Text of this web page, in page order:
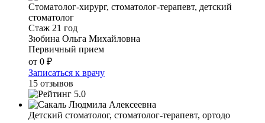
Стоматолог-хирург, стоматолог-терапевт, детский
стоматолог
Стаж 21 год
Зюбина Ольга Михайловна
Первичный прием
от 0 ₽
Записаться к врачу
15 отзывов
5.0
Детский стоматолог, стоматолог-терапевт, ортодо